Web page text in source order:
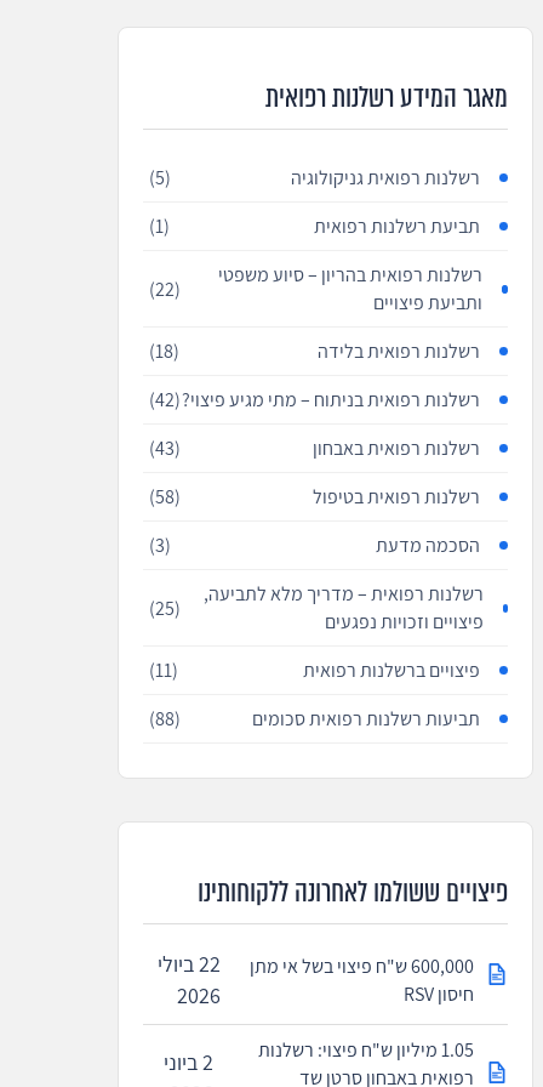
מאגר המידע רשלנות רפואית
רשלנות רפואית גניקולוגיה
(5)
תביעת רשלנות רפואית
(1)
רשלנות רפואית בהריון – סיוע משפטי
ותביעת פיצויים
(22)
רשלנות רפואית בלידה
(18)
רשלנות רפואית בניתוח – מתי מגיע פיצוי?(42)
רשלנות רפואית באבחון
(43)
רשלנות רפואית בטיפול
(58)
הסכמה מדעת
(3)
רשלנות רפואית – מדריך מלא לתביעה,
פיצויים וזכויות נפגעים
(25)
פיצויים ברשלנות רפואית
(11)
תביעות רשלנות רפואית סכומים
(88)
פיצויים ששולמו לאחרונה ללקוחותינו
600,000 ש"ח פיצוי בשל אי מתן
חיסון RSV
22 ביולי
2026
1.05 מיליון ש"ח פיצוי: רשלנות
רפואית באבחון סרטן שד
2 ביוני